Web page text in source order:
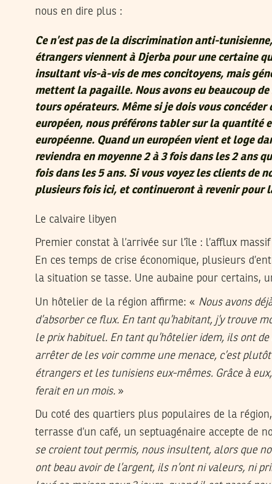
nous en dire plus :
Ce n’est pas de la discrimination anti-
étrangers viennent à Djerba pour une certaine
insultant vis-à-vis de mes concitoyens, mais
mettent la pagaille. Nous avons eu beaucoup
tours opérateurs. Même si je dois vous concéder
européen, nous préférons tabler sur la quantité
européenne. Quand un européen vient et loge
reviendra en moyenne 2 à 3 fois dans les 2 ans
fois dans les 5 ans. Si vous voyez les clients de
plusieurs fois ici, et continueront à revenir pour
Le calvaire libyen
Premier constat à l’arrivée sur l’île : l’afflux
En ces temps de crise économique, plusieurs
la situation se tasse. Une aubaine pour certains,
Un hôtelier de la région affirme: « Nous avons
d’absorber ce flux. En tant qu’habitant, j’y trouve
le prix habituel. En tant qu’hôtelier idem, ils ont
arrêter de les voir comme une menace, c’est
étrangers et les tunisiens eux-mêmes. Grâce à
ferait en un mois. »
Du coté des quartiers plus populaires de la
terrasse d’un café, un septuagénaire accepte de
se croient tout permis, nous insultent, alors que
ont beau avoir de l’argent, ils n’ont ni valeurs, ni